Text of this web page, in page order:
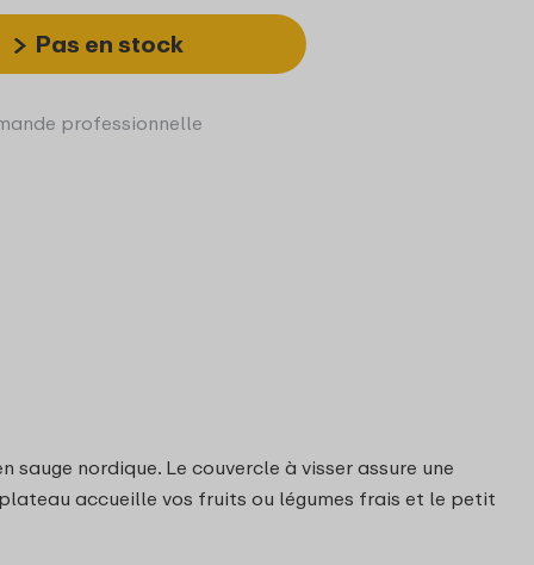
Pas en stock
professionnelle
nordique. Le couvercle à visser assure une
accueille vos fruits ou légumes frais et le petit